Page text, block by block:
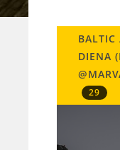
DIENA
29